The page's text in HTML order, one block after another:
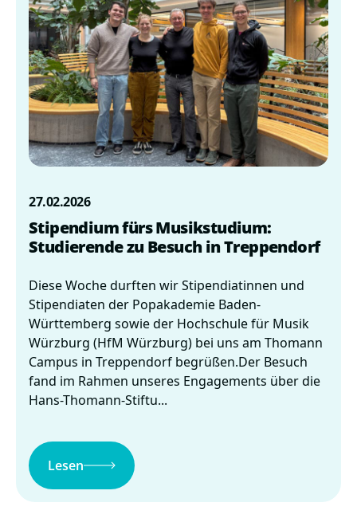
27.02.2026
Stipendium fürs Musikstudium:
Studierende zu Besuch in Treppendorf
Diese Woche durften wir Stipendiatinnen und
Stipendiaten der Popakademie Baden-
Württemberg sowie der Hochschule für Musik
Würzburg (HfM Würzburg) bei uns am Thomann
Campus in Treppendorf begrüßen.Der Besuch
fand im Rahmen unseres Engagements über die
Hans-Thomann-Stiftu...
Lesen